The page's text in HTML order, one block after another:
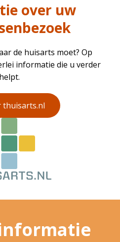
over uw
de huisarts moet? Op
informatie die u verder
helpt.
thuisarts.nl